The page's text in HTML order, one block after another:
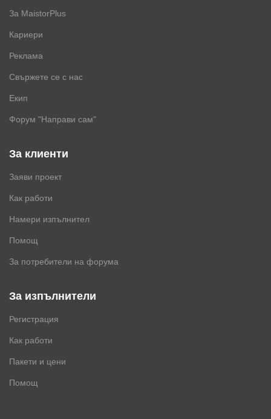
За MaistorPlus
Кариери
Реклама
Свържете се с нас
Екип
Форум "Направи сам"
За клиенти
Заяви проект
Как работи
Намери изпълнител
Помощ
За потребители на форума
За изпълнители
Регистрация
Как работи
Пакети и цени
Помощ